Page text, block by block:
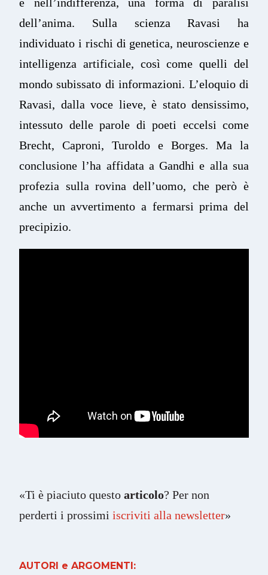
dell’anima. Sulla scienza Ravasi ha
individuato i rischi di genetica, neuroscienze e
intelligenza artificiale, così come quelli del
mondo subissato di informazioni. L’eloquio di
Ravasi, dalla voce lieve, è stato densissimo,
intessuto delle parole di poeti eccelsi come
Brecht, Caproni, Turoldo e Borges. Ma la
conclusione l’ha affidata a Gandhi e alla sua
profezia sulla rovina dell’uomo, che però è
anche un avvertimento a fermarsi prima del
precipizio.
«Ti è piaciuto questo articolo? Per non
perderti i prossimi iscriviti alla newsletter»
AUTORI e ARGOMENTI: